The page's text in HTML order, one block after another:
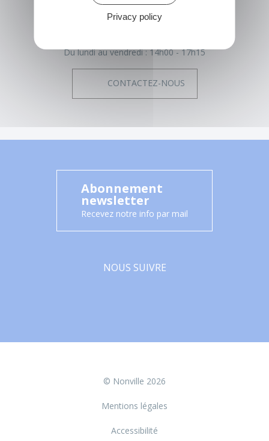
01 64 29 01 34
Du lundi au vendredi : 14h00 - 17h15
CONTACTEZ-NOUS
Abonnement
newsletter
Recevez notre info par mail
NOUS SUIVRE
© Nonville 2026
Mentions légales
Accessibilité
Privacy policy